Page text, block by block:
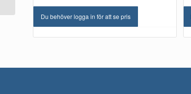
Du behöver logga in för att se pris